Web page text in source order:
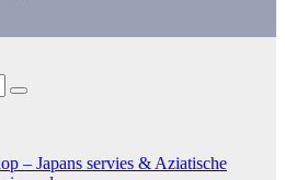
– Japans servies & Aziatische